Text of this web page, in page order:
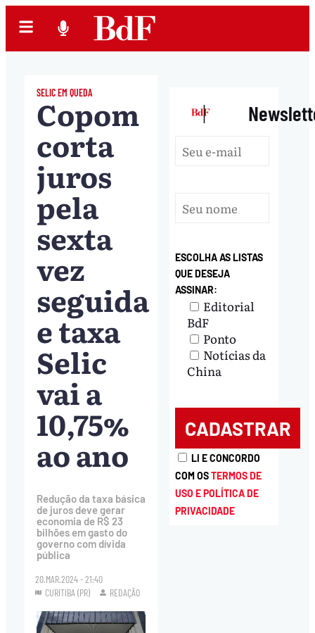
SELIC EM QUEDA
Copom
corta
juros
pela
sexta
vez
seguida
e taxa
Selic
vai a
10,75%
ao ano
Redução da taxa básica
de juros deve gerar
economia de R$ 23
bilhões em gasto do
governo com dívida
pública
20.MAR.2024 - 21:40
CURITIBA (PR)
REDAÇÃO
|
ESCOLHA AS LISTAS
QUE DESEJA
ASSINAR:
Editorial
BdF
Ponto
Notícias da
China
LI E CONCORDO
COM OSTERMOS DE
USO E POLÍTICA DE
PRIVACIDADE